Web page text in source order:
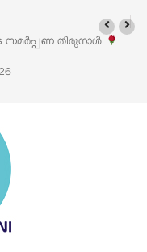
സെയിലും ഓഗസ്റ്റ് 8-ന്